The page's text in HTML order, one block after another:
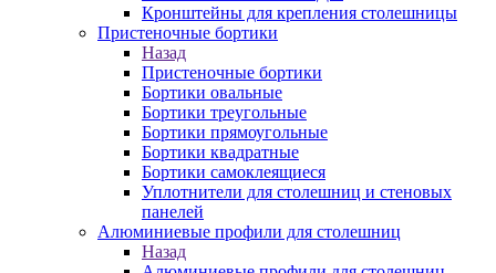
Кронштейны для крепления столешницы
Пристеночные бортики
Назад
Пристеночные бортики
Бортики овальные
Бортики треугольные
Бортики прямоугольные
Бортики квадратные
Бортики самоклеящиеся
Уплотнители для столешниц и стеновых
панелей
Алюминиевые профили для столешниц
Назад